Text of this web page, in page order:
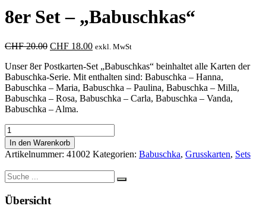
8er Set – „Babuschkas“
CHF20.00 Ursprünglicher
war:
CHF 20.00
CHF 18.00Aktueller
ist:
CHF 18.00.
exkl. MwSt
Unser 8er Postkarten-Set „Babuschkas“ beinhaltet alle Karten der
Babuschka-Serie. Mit enthalten sind: Babuschka – Hanna,
Babuschka – Maria, Babuschka – Paulina, Babuschka – Milla,
Babuschka – Rosa, Babuschka – Carla, Babuschka – Vanda,
Babuschka – Alma.
8er
Set
-
"Babuschkas"
Menge
In den Warenkorb
Artikelnummer: 41002 Kategorien: Babuschka, Grusskarten, Sets
Suche
nach:
Übersicht